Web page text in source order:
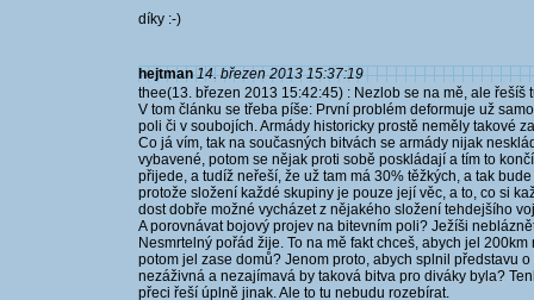
díky :-)
hejtman 14. březen 2013 15:37:19
thee(13. březen 2013 15:42:45) : Nezlob se na mě, ale řešíš
V tom článku se třeba píše: První problém deformuje už
poli či v soubojích. Armády historicky prostě neměly takové
Co já vím, tak na současných bitvách se armády nijak
vybavené, potom se nějak proti sobě poskládají a tím to
přijede, a tudíž neřeší, že už tam má 30% těžkých, a tak
protože složení každé skupiny je pouze její věc, a to, co si
dost dobře možné vycházet z nějakého složení tehdejšího
A porovnávat bojový projev na bitevním poli? Ježíši
Nesmrtelný pořád žije. To na mě fakt chceš, abych jel
potom jel zase domů? Jenom proto, abych splnil představu
nezáživná a nezajímavá by taková bitva pro diváky byla?
přeci řeší úplně jinak. Ale to tu nebudu rozebírat.